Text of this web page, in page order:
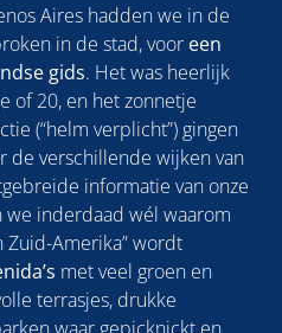
Aires hadden we in de
in de stad, voor een
gids. Het was heerlijk
of 20, en het zonnetje
(“helm verplicht”) gingen
de verschillende wijken van
informatie van onze
we inderdaad wél waarom
Zuid-Amerika” wordt
met veel groen en
terrasjes, drukke